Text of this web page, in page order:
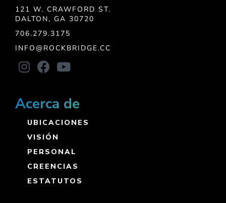
121 W. CRAWFORD ST.
DALTON, GA 30720
706.279.3175
INFO@ROCKBRIDGE.CC
Acerca de
UBICACIONES
VISIÓN
PERSONAL
CREENCIAS
ESTATUTOS